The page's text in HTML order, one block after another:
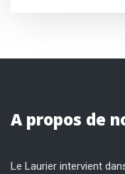
A propos de
Le Laurier intervient